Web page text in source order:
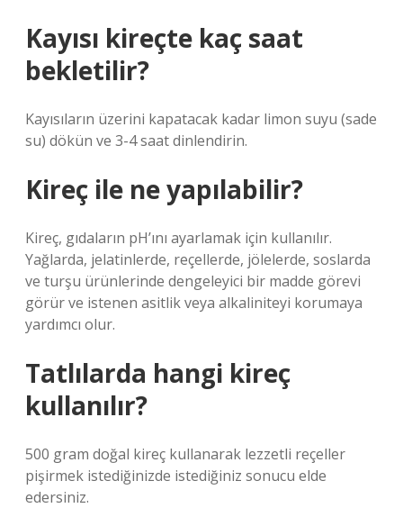
Kayısı kireçte kaç saat
bekletilir?
Kayısıların üzerini kapatacak kadar limon suyu (sade
su) dökün ve 3-4 saat dinlendirin.
Kireç ile ne yapılabilir?
Kireç, gıdaların pH’ını ayarlamak için kullanılır.
Yağlarda, jelatinlerde, reçellerde, jölelerde, soslarda
ve turşu ürünlerinde dengeleyici bir madde görevi
görür ve istenen asitlik veya alkaliniteyi korumaya
yardımcı olur.
Tatlılarda hangi kireç
kullanılır?
500 gram doğal kireç kullanarak lezzetli reçeller
pişirmek istediğinizde istediğiniz sonucu elde
edersiniz.